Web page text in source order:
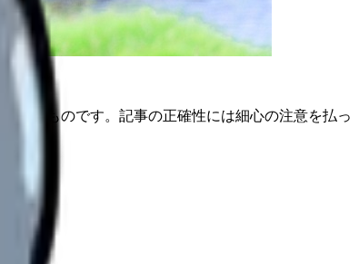
点のものです。記事の正確性には細心の注意を払っ